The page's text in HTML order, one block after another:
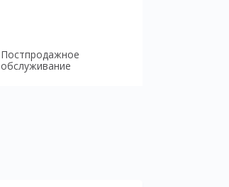
Постпродажное
обслуживание